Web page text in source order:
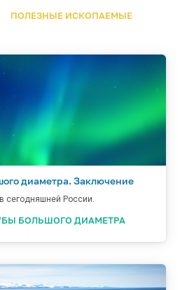
ПОЛЕЗНЫЕ ИСКОПАЕМЫЕ
диаметра. Заключение
сегодняшней России.
БОЛЬШОГО ДИАМЕТРА